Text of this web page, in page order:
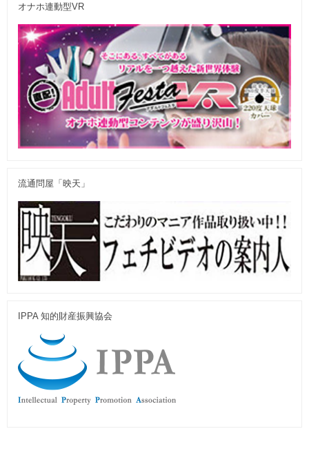
オナホ連動型VR
流通問屋「映天」
IPPA 知的財産振興協会